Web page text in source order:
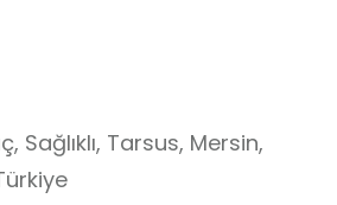
ucunda, Bozağaç
Latince kaya yazıtı, yolun
gördüğünü belgeleyen
Sağlıklı, Tarsus, Mersin,